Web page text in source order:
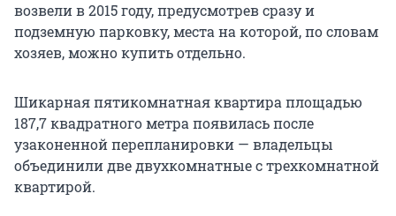
возвели в 2015 году, предусмотрев сразу и
подземную парковку, места на которой, по словам
хозяев, можно купить отдельно.
Шикарная пятикомнатная квартира площадью
187,7 квадратного метра появилась после
узаконенной перепланировки — владельцы
объединили две двухкомнатные с трехкомнатной
квартирой.